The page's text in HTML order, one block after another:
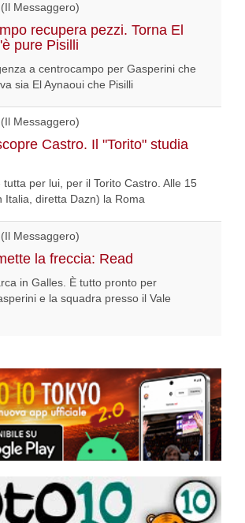
Messaggero)
recupera pezzi. Torna El
pure Pisilli
a centrocampo per Gasperini che
sia El Aynaoui che Pisilli
Messaggero)
Castro. Il "Torito" studia
tutta per lui, per il Torito Castro. Alle 15
Italia, diretta Dazn) la Roma
Messaggero)
la freccia: Read
in Galles. È tutto pronto per
e la squadra presso il Vale